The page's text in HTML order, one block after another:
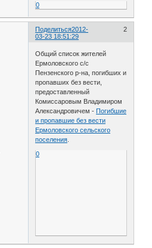
0
Поделиться 2
2012-
03-23 18:51:29
Общий список жителей
Ермоловского с/с
Пензенского р-на, погибших и
пропавших без вести,
предоставленный
Комиссаровым Владимиром
Александровичем - Погибшие
и пропавшие без вести
Ермоловского сельского
поселения
0